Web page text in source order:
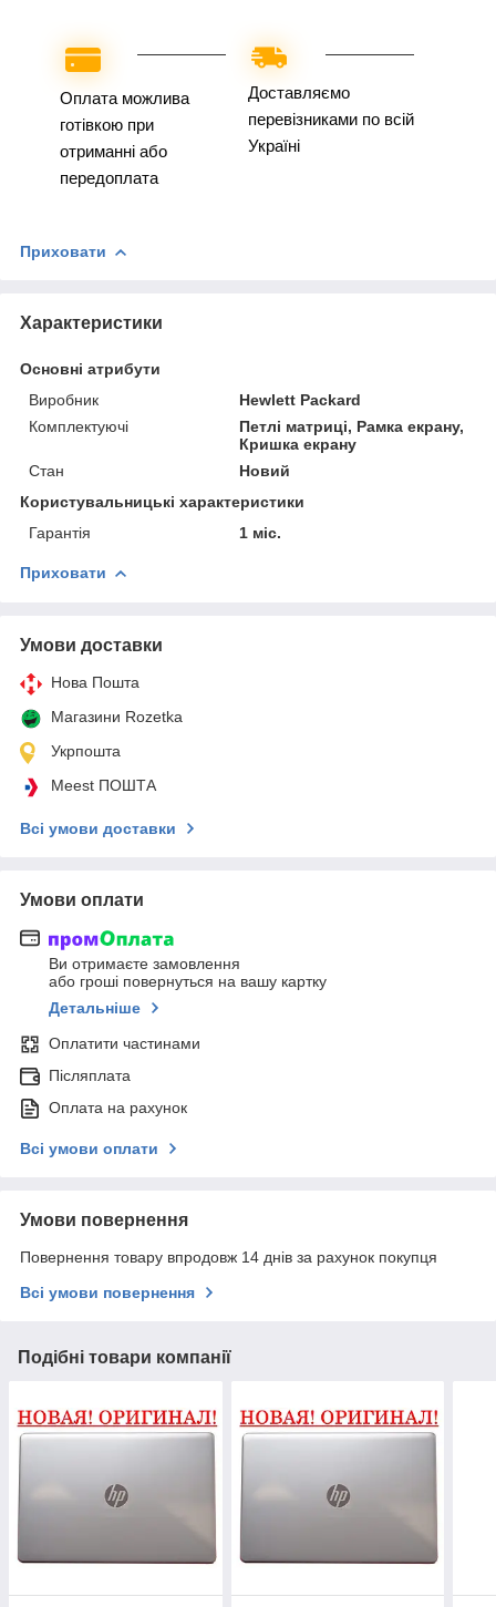
Оплата можлива
готівкою при
отриманні або
передоплата
Доставляємо
перевізниками по всій
Україні
Приховати
Характеристики
Основні атрибути
Виробник
Hewlett Packard
Комплектуючі
Петлі матриці, Рамка екрану,
Кришка екрану
Стан
Новий
Користувальницькі характеристики
Гарантія
1 міс.
Приховати
Умови доставки
Нова Пошта
Магазини Rozetka
Укрпошта
Meest ПОШТА
Всі умови доставки
Умови оплати
Ви отримаєте замовлення
або гроші повернуться на вашу картку
Детальніше
Оплатити частинами
Післяплата
Оплата на рахунок
Всі умови оплати
Умови повернення
Повернення товару впродовж 14 днів за рахунок покупця
Всі умови повернення
Подібні товари компанії